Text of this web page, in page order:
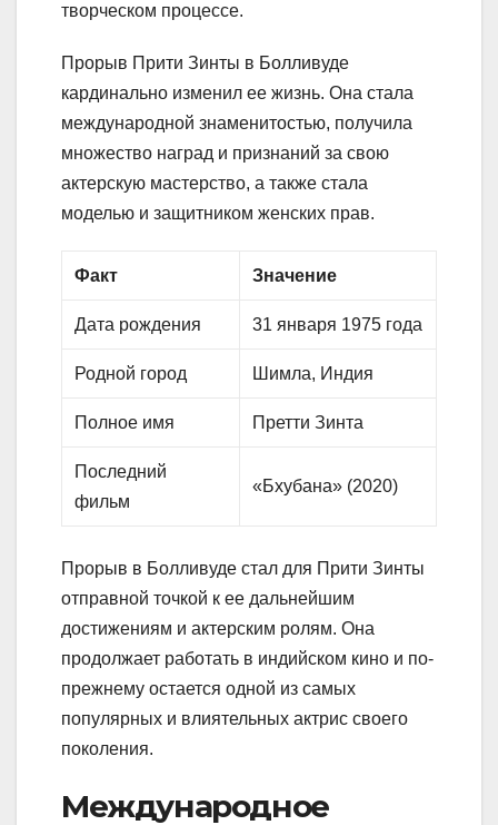
творческом процессе.
Прорыв Прити Зинты в Болливуде
кардинально изменил ее жизнь. Она стала
международной знаменитостью, получила
множество наград и признаний за свою
актерскую мастерство, а также стала
моделью и защитником женских прав.
Факт Значение
Дата рождения 31 января 1975 года
Родной город Шимла, Индия
Полное имя Претти Зинта
Последний
фильм
«Бхубана» (2020)
Прорыв в Болливуде стал для Прити Зинты
отправной точкой к ее дальнейшим
достижениям и актерским ролям. Она
продолжает работать в индийском кино и по-
прежнему остается одной из самых
популярных и влиятельных актрис своего
поколения.
Международное